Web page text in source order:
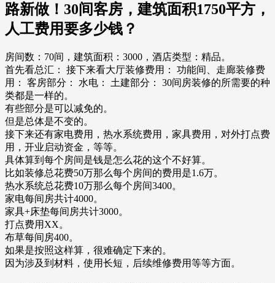
路新做！30间客房，建筑面积1750平方，
人工费用要多少钱？
房间数：70间，建筑面积：3000，酒店类型：精品。
首先看总汇： 接下来看大厅装修费用： 功能间、走廊装修费
用： 客房部分： 水电： 土建部分： 30间房装修的所需要的种
类都是一样的。
有些部分是可以减免的。
但是总体是不变的。
接下来还有家电费用，热水系统费用，家具费用，对外打点费
用，开业启动资金，等等。
具体算到每个房间是钱是怎么花的这个不好算。
比如装修总花费50万那么每个房间的费用是1.6万。
热水系统总花费10万那么每个房间3400。
家电每间房共计4000。
家具+床垫每间房共计3000。
打点费用XX。
布草每间房400。
如果是按照这样算，很难确定下来的。
因为涉及到材料，使用长短，后续维修费用等等方面。